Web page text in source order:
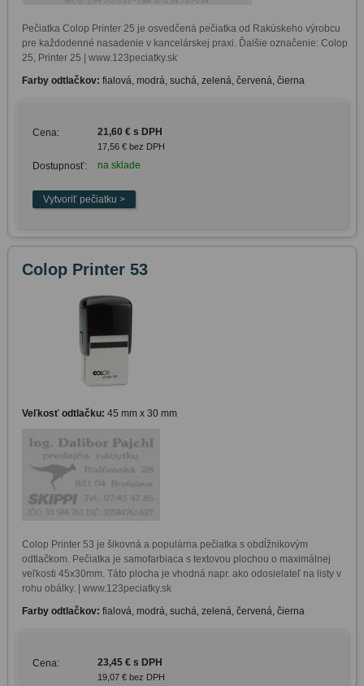
Pečiatka Colop Printer 25 je osvedčená pečiatka od Rakúskeho výrobcu
pre každodenné nasadenie v kancelárskej praxi. Ďalšie označenie: Colop
25, Printer 25 | www.123peciatky.sk
Farby odtlačkov: fialová, modrá, suchá, zelená, červená, čierna
Cena: 21,60 € s DPH
17,56 € bez DPH
Dostupnosť: na sklade
Colop Printer 53
Veľkosť odtlačku: 45 mm x 30 mm
Colop Printer 53 je šikovná a populárna pečiatka s obdĺžnikovým
odtlačkom. Pečiatka je samofarbiaca s textovou plochou o maximálnej
veľkosti 45x30mm. Táto plocha je vhodná napr. ako odosielateľ na listy v
rohu obálky. | www.123peciatky.sk
Farby odtlačkov: fialová, modrá, suchá, zelená, červená, čierna
Cena: 23,45 € s DPH
19,07 € bez DPH